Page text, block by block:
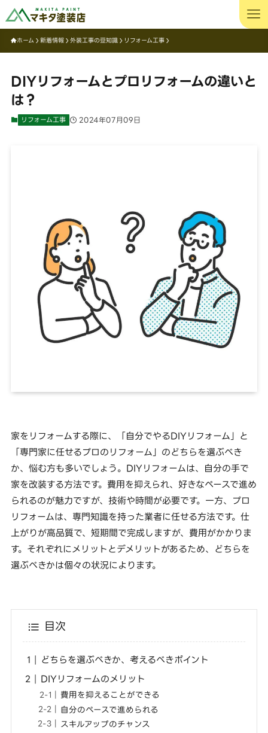
ホーム 新着情報 外装工事の豆知識 リフォーム工事
DIYリフォームとプロリフォームの違いと
は？
リフォーム工事 2024年07月09日
家をリフォームする際に、「自分でやるDIYリフォーム」と
「専門家に任せるプロのリフォーム」のどちらを選ぶべき
か、悩む方も多いでしょう。DIYリフォームは、自分の手で
家を改装する方法です。費用を抑えられ、好きなペースで進め
られるのが魅力ですが、技術や時間が必要です。一方、プロ
リフォームは、専門知識を持った業者に任せる方法です。仕
上がりが高品質で、短期間で完成しますが、費用がかかりま
す。それぞれにメリットとデメリットがあるため、どちらを
選ぶべきかは個々の状況によります。
目次
どちらを選ぶべきか、考えるべきポイント
DIYリフォームのメリット
費用を抑えることができる
自分のペースで進められる
スキルアップのチャンス